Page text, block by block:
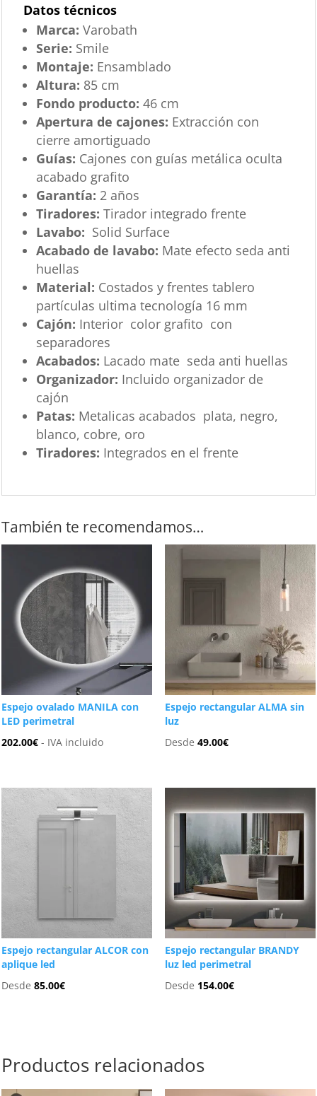
Datos técnicos
Marca: Varobath
Serie: Smile
Montaje: Ensamblado
Altura: 85 cm
Fondo producto: 46 cm
Apertura de cajones: Extracción con
cierre amortiguado
Guías: Cajones con guías metálica oculta
acabado grafito
Garantía: 2 años
Tiradores: Tirador integrado frente
Lavabo: Solid Surface
Acabado de lavabo: Mate efecto seda anti
huellas
Material: Costados y frentes tablero
partículas ultima tecnología 16 mm
Cajón: Interior color grafito con
separadores
Acabados: Lacado mate seda anti huellas
Organizador: Incluido organizador de
cajón
Patas: Metalicas acabados plata, negro,
blanco, cobre, oro
Tiradores: Integrados en el frente
También te recomendamos…
Espejo ovalado MANILA con
LED perimetral
202.00€ - IVA incluido
Espejo rectangular ALMA sin
luz
Desde 49.00€
Espejo rectangular ALCOR con
aplique led
Desde85.00€
Espejo rectangular BRANDY
luz led perimetral
Desde 154.00€
Productos relacionados